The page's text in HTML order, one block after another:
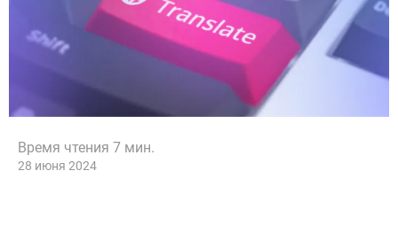
Время чтения 7 мин.
28 июня 2024